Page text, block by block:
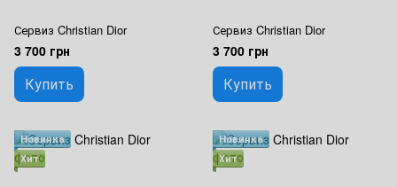
Сервиз Christian Dior
3 700 грн
Купить
Сервиз Christian Dior
3 700 грн
Купить
Новинка
Хит
Новинка
Хит